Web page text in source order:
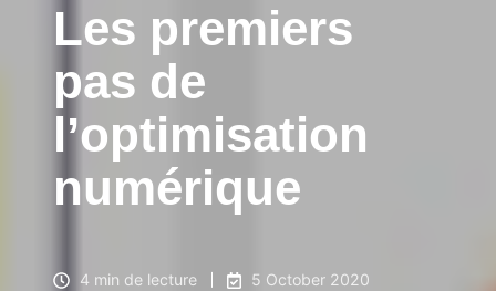
Les premiers
pas de
l’optimisation
numérique
4 min de lecture 5 October 2020